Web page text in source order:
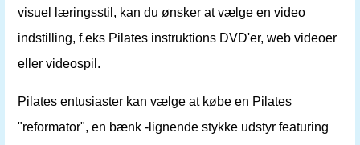
visuel læringsstil, kan du ønsker at vælge en video
indstilling, f.eks Pilates instruktions DVD'er, web videoer
eller videospil.
Pilates entusiaster kan vælge at købe en Pilates
"reformator", en bænk -lignende stykke udstyr featuring